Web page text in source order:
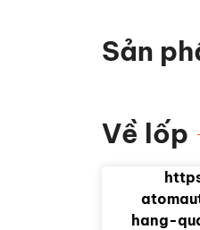
Sản
Về lốp
hang-